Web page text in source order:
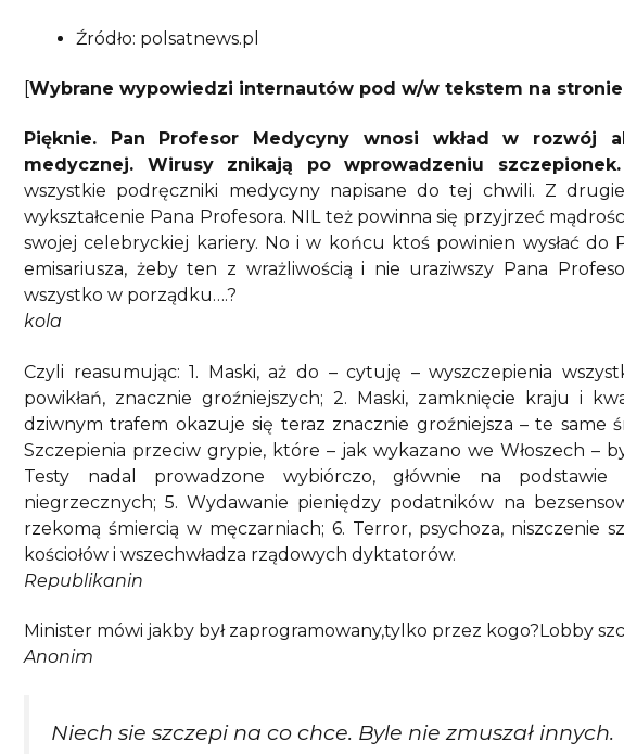
Źródło: polsatnews.pl
[Wybrane wypowiedzi internautów pod w/w tekstem na stronie
Pięknie. Pan Profesor Medycyny wnosi wkład w rozwój
medycznej. Wirusy znikają po wprowadzeniu szczepionek.
wszystkie podręczniki medycyny napisane do tej chwili. Z
wykształcenie Pana Profesora. NIL też powinna się przyjrzeć
swojej celebryckiej kariery. No i w końcu ktoś powinien wysłać do
emisariusza, żeby ten z wrażliwością i nie uraziwszy Pana
wszystko w porządku….?
kola
Czyli reasumując: 1. Maski, aż do – cytuję – wyszczepienia
powikłań, znacznie groźniejszych; 2. Maski, zamknięcie kraju i
dziwnym trafem okazuje się teraz znacznie groźniejsza – te same
Szczepienia przeciw grypie, które – jak wykazano we Włoszech –
Testy nadal prowadzone wybiórczo, głównie na podstawie
niegrzecznych; 5. Wydawanie pieniędzy podatników na
rzekomą śmiercią w męczarniach; 6. Terror, psychoza, niszczenie
kościołów i wszechwładza rządowych dyktatorów.
Republikanin
Minister mówi jakby był zaprogramowany,tylko przez kogo?Lobby
Anonim
Niech sie szczepi na co chce. Byle nie zmuszał innych.